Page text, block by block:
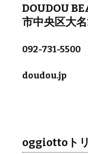
DOUDOU
市中央区大
092-731-5500
doudou.jp
oggiottoト